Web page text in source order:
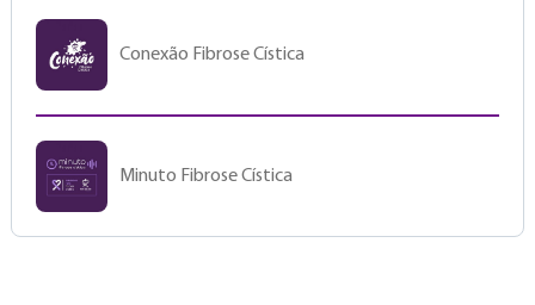
Conexão Fibrose Cística
Minuto Fibrose Cística